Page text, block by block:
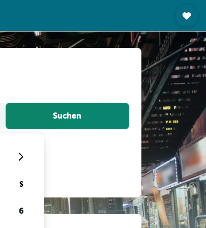
Suchen
S
6